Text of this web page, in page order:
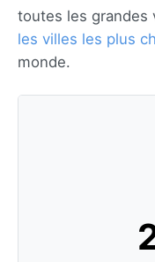
toutes les grandes
les villes les plus
monde.